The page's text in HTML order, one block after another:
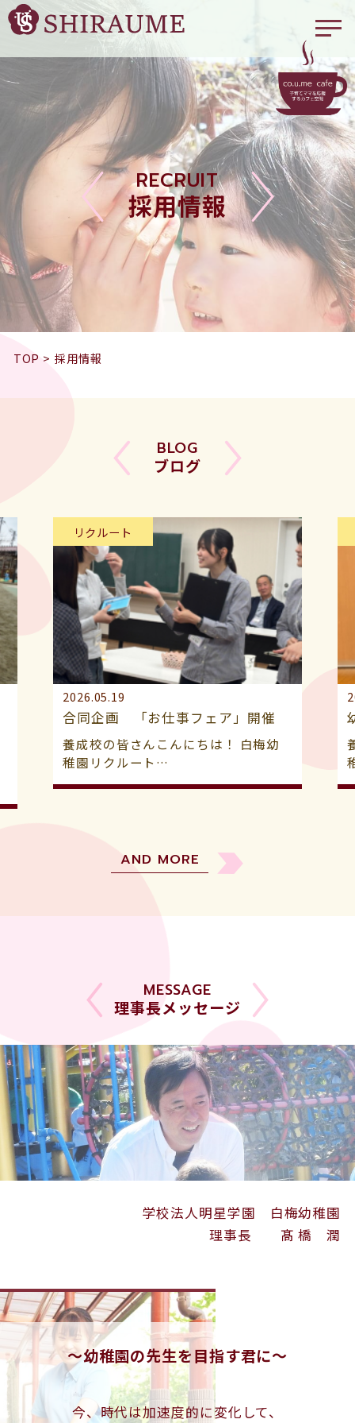
RECRUIT
採用情報
TOP > 採用情報
BLOG
ブログ
2026.05.19
合同企画 「お仕事フェア」開催
養成校の皆さんこんにちは！ 白梅幼
稚園リクルート…
リクルート
AND MORE
MESSAGE
理事長メッセージ
学校法人明星学園 白梅幼稚園
理事長 髙 橋 潤
～幼稚園の先生を目指す君に～
今、時代は加速度的に変化して、